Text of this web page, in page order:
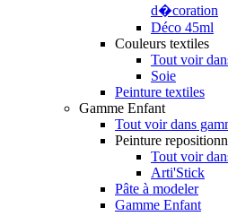
d�coration
Déco 45ml
Couleurs textiles
Tout voir
Soie
Peinture textiles
Gamme Enfant
Tout voir dans
Peinture
Tout voir
Arti'Stick
Pâte à modeler
Gamme Enfant